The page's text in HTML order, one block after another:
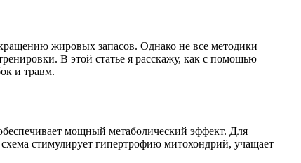
жировых запасов. Однако не все методики
В этой статье я расскажу, как с помощью
и травм.
мощный метаболический эффект. Для
стимулирует гипертрофию митохондрий, учащает